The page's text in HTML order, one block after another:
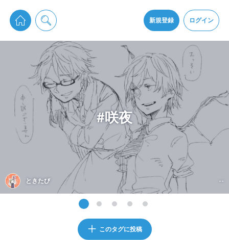
新規登録 ログイン
pixiv Sketchは2024年5月28日付で プライパシーポリシーを改定しました。
通知を受け取るにはここをクリックします
pixiv Sketchアプリでさらに快適に！
アプリをインストール
#咲夜
ときたび --
このタグに投稿